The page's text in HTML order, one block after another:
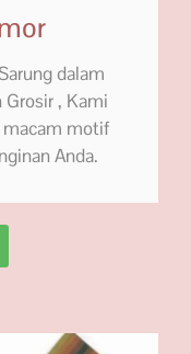
dalam
, Kami
macam motif
Anda.